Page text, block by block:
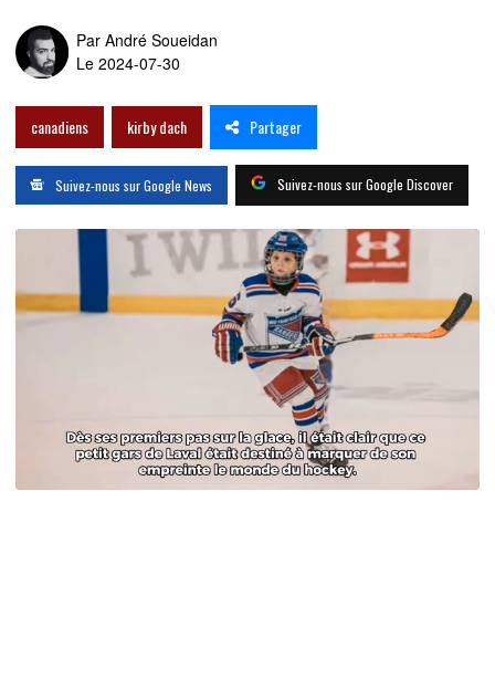
Par André Soueidan
Le 2024-07-30
canadiens kirby dach Partager
Suivez-nous sur Google News Suivez-nous sur Google Discover